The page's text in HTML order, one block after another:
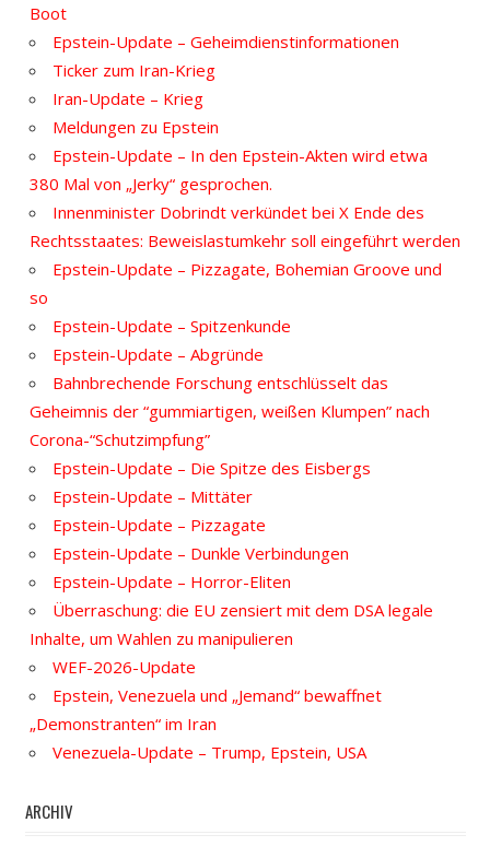
Boot
Epstein-Update – Geheimdienstinformationen
Ticker zum Iran-Krieg
Iran-Update – Krieg
Meldungen zu Epstein
Epstein-Update – In den Epstein-Akten wird etwa
380 Mal von „Jerky“ gesprochen.
Innenminister Dobrindt verkündet bei X Ende des
Rechtsstaates: Beweislastumkehr soll eingeführt werden
Epstein-Update – Pizzagate, Bohemian Groove und
so
Epstein-Update – Spitzenkunde
Epstein-Update – Abgründe
Bahnbrechende Forschung entschlüsselt das
Geheimnis der “gummiartigen, weißen Klumpen” nach
Corona-“Schutzimpfung”
Epstein-Update – Die Spitze des Eisbergs
Epstein-Update – Mittäter
Epstein-Update – Pizzagate
Epstein-Update – Dunkle Verbindungen
Epstein-Update – Horror-Eliten
Überraschung: die EU zensiert mit dem DSA legale
Inhalte, um Wahlen zu manipulieren
WEF-2026-Update
Epstein, Venezuela und „Jemand“ bewaffnet
„Demonstranten“ im Iran
Venezuela-Update – Trump, Epstein, USA
ARCHIV